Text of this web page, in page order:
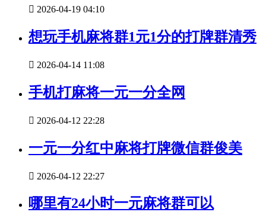
 2026-04-19 04:10
想玩手机麻将群1元1分的打牌群清秀
 2026-04-14 11:08
手机打麻将一元一分全网
 2026-04-12 22:28
一元一分红中麻将打牌微信群俊美
 2026-04-12 22:27
哪里有24小时一元麻将群可以